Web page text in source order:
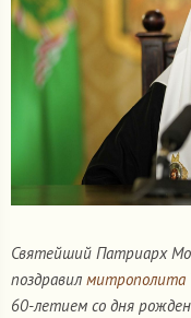
Святейший Патриарх
поздравил митрополита
60-летием со дня